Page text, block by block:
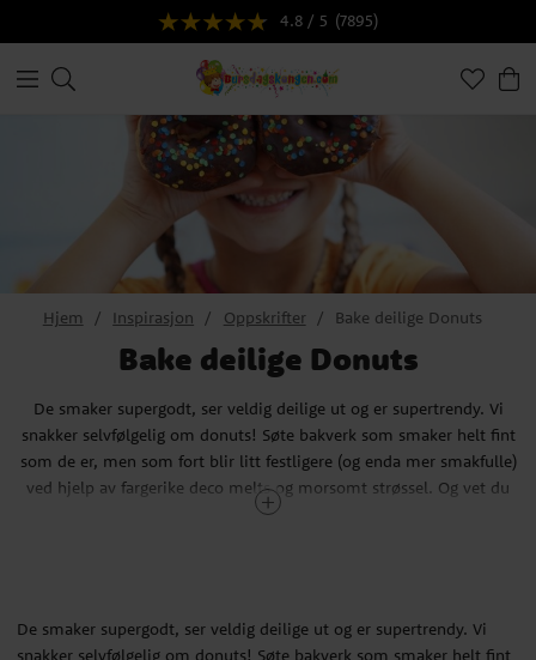
4.8 / 5 (7895)
Hjem Inspirasjon Oppskrifter Bake deilige Donuts
Bake deilige Donuts
De smaker supergodt, ser veldig deilige ut og er supertrendy. Vi
snakker selvfølgelig om donuts! Søte bakverk som smaker helt fint
som de er, men som fort blir litt festligere (og enda mer smakfulle)
ved hjelp av fargerike deco melts og morsomt strøssel. Og vet du
hva? De passer like godt til barneselskapet som til fredagskvelden!
500 g
FunCakes Bakemix Donuts
215 ml vann
De smaker supergodt, ser veldig deilige ut og er supertrendy. Vi
snakker selvfølgelig om donuts! Søte bakverk som smaker helt fint